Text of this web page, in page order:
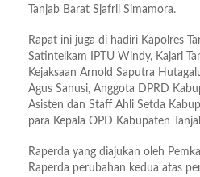
Tanjab Barat Sjafril Simamora.
Rapat ini juga di hadiri Kapolres
Satintelkam IPTU Windy, Kajari
Kejaksaan Arnold Saputra
Agus Sanusi, Anggota DPRD
Asisten dan Staff Ahli Setda
para Kepala OPD Kabupaten
Raperda yang diajukan oleh
Raperda perubahan kedua atas